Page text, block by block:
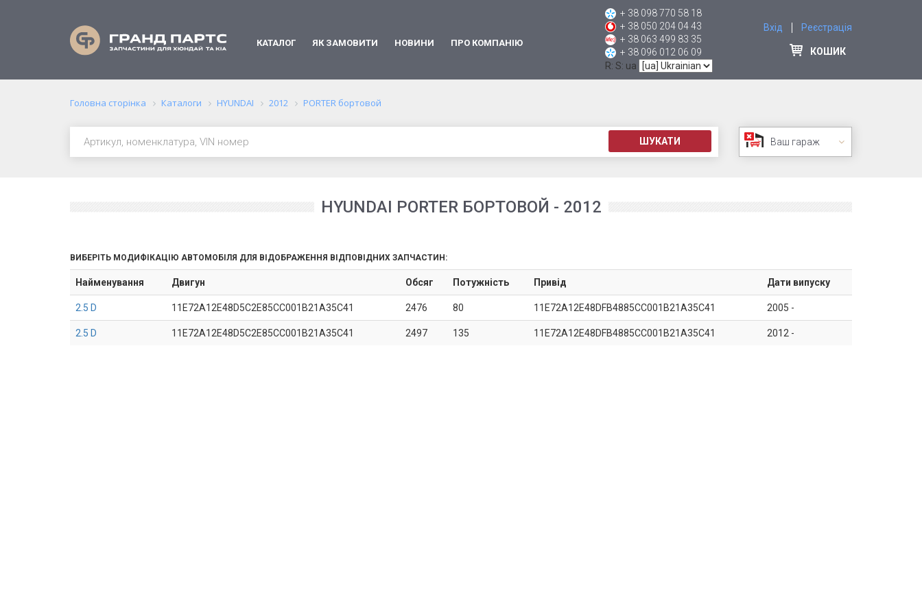
КАТАЛОГ ЯК ЗАМОВИТИ НОВИНИ ПРО КОМПАНІЮ
+ 38 098 770 58 18
+ 38 050 204 04 43
+ 38 063 499 83 35
+ 38 096 012 06 09
R: S: ua
Вхід Реєстрація
КОШИК
Головна сторінка Каталоги HYUNDAI 2012 PORTER бортовой
ШУКАТИ Ваш гараж
HYUNDAI PORTER БОРТОВОЙ - 2012
ВИБЕРІТЬ МОДИФІКАЦІЮ АВТОМОБІЛЯ ДЛЯ ВІДОБРАЖЕННЯ ВІДПОВІДНИХ ЗАПЧАСТИН:
Найменування Двигун Обсяг Потужність Привід Дати випуску
2.5 D 11E72A12E48D5C2E85CC001B21A35C41 2476 80 11E72A12E48DFB4885CC001B21A35C41 2005 -
2.5 D 11E72A12E48D5C2E85CC001B21A35C41 2497 135 11E72A12E48DFB4885CC001B21A35C41 2012 -